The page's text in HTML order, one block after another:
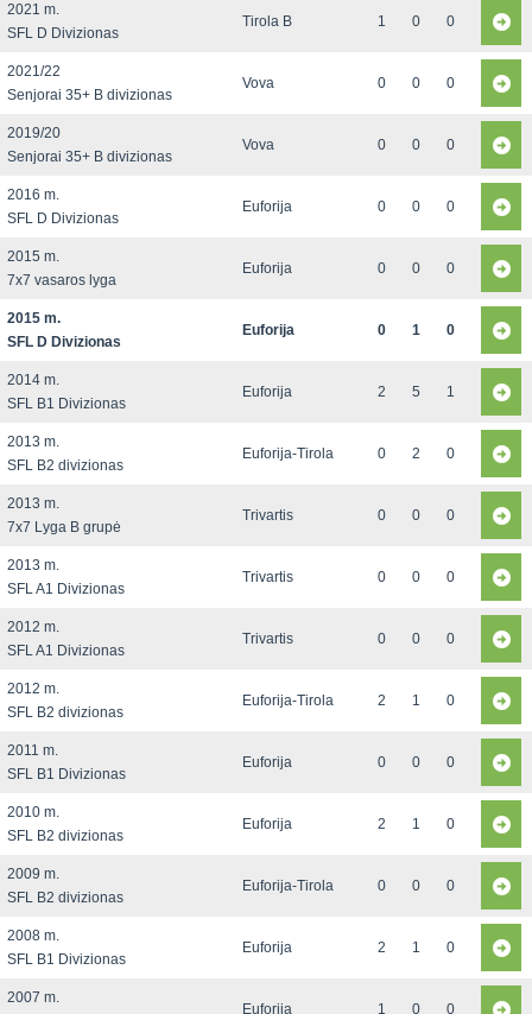
2021 m.
SFL D Divizionas
Tirola B 1 0 0
2021/22
Senjorai 35+ B divizionas
Vova 0 0 0
2019/20
Senjorai 35+ B divizionas
Vova 0 0 0
2016 m.
SFL D Divizionas
Euforija 0 0 0
2015 m.
7x7 vasaros lyga
Euforija 0 0 0
2015 m.
SFL D Divizionas
Euforija 0 1 0
2014 m.
SFL B1 Divizionas
Euforija 2 5 1
2013 m.
SFL B2 divizionas
Euforija-Tirola 0 2 0
2013 m.
7x7 Lyga B grupė
Trivartis 0 0 0
2013 m.
SFL A1 Divizionas
Trivartis 0 0 0
2012 m.
SFL A1 Divizionas
Trivartis 0 0 0
2012 m.
SFL B2 divizionas
Euforija-Tirola 2 1 0
2011 m.
SFL B1 Divizionas
Euforija 0 0 0
2010 m.
SFL B2 divizionas
Euforija 2 1 0
2009 m.
SFL B2 divizionas
Euforija-Tirola 0 0 0
2008 m.
SFL B1 Divizionas
Euforija 2 1 0
2007 m.
Euforija 1 0 0